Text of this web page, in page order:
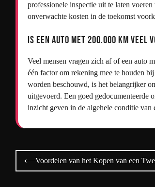
professionele inspectie uit te laten
onverwachte kosten in de toekomst
Is een auto met 200.000 km veel
Veel mensen vragen zich af of een auto
één factor om rekening mee te houden
worden beschouwd, is het belangrijker
uitgevoerd. Een goed gedocumenteerde
inzicht geven in de algehele conditie van
Bericht
navigatie
⟵Voordelen van het Kopen van een